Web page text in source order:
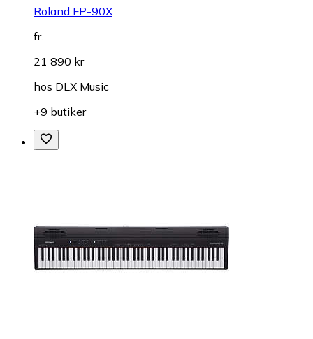
Roland FP-90X
fr.
21 890 kr
hos DLX Music
+9 butiker